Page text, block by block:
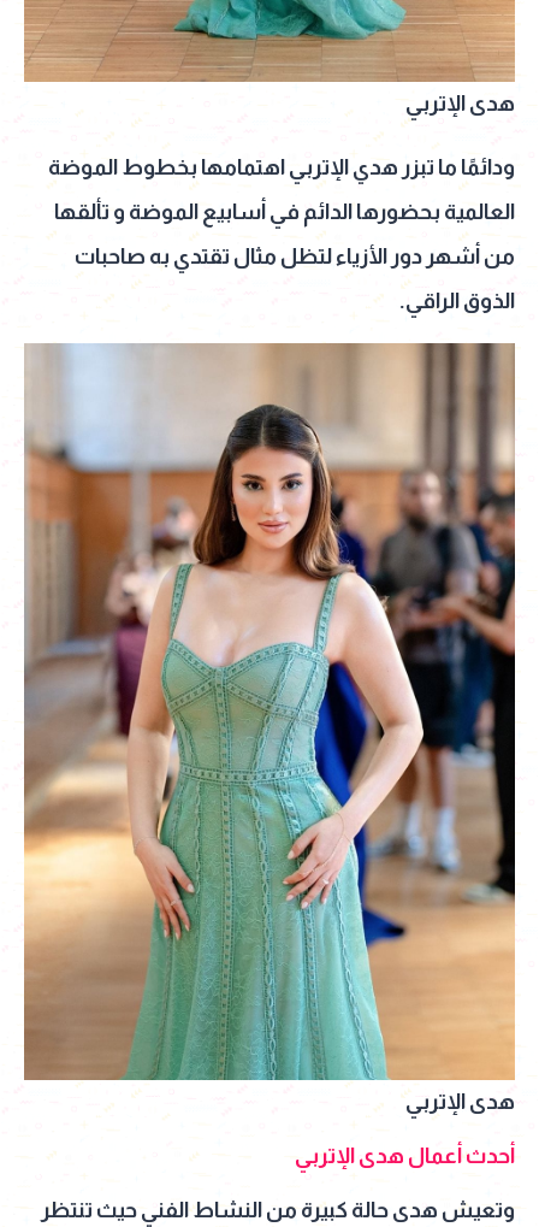
هدى الإتربي
ودائمًا ما تبزر هدي الإتربي اهتمامها بخطوط الموضة
العالمية بحضورها الدائم في أسابيع الموضة و تألقها
من أشهر دور الأزياء لتظل مثال تقتدي به صاحبات
الذوق الراقي.
هدى الإتربي
أحدث أعمال هدى الإتربي
وتعيش هدى حالة كبيرة من النشاط الفني حيث تنتظر